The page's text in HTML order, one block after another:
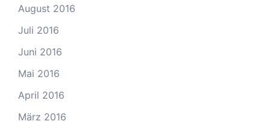
August 2016
Juli 2016
Juni 2016
Mai 2016
April 2016
März 2016